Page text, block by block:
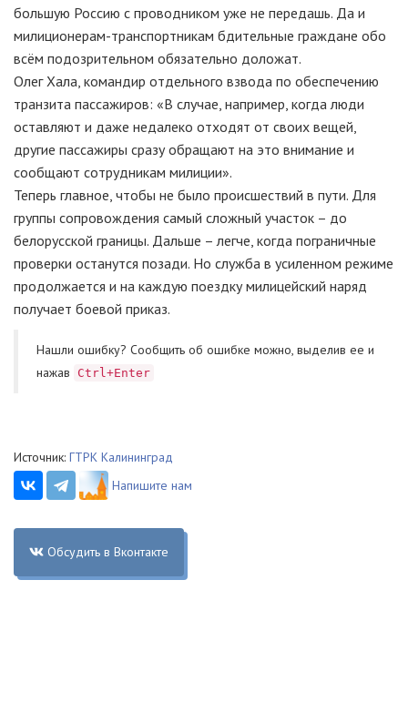
большую Россию с проводником уже не передашь. Да и
милиционерам-транспортникам бдительные граждане обо
всём подозрительном обязательно доложат.
Олег Хала, командир отдельного взвода по обеспечению
транзита пассажиров: «В случае, например, когда люди
оставляют и даже недалеко отходят от своих вещей,
другие пассажиры сразу обращают на это внимание и
сообщают сотрудникам милиции».
Теперь главное, чтобы не было происшествий в пути. Для
группы сопровождения самый сложный участок – до
белорусской границы. Дальше – легче, когда пограничные
проверки останутся позади. Но служба в усиленном режиме
продолжается и на каждую поездку милицейский наряд
получает боевой приказ.
Нашли ошибку? Cообщить об ошибке можно, выделив ее и
нажав
Ctrl+Enter
Источник: ГТРК Калининград
Напишите нам
Обсудить в Вконтакте